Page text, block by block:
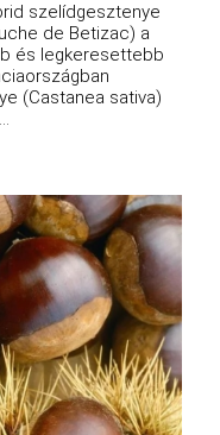
szelídgesztenye
de Betizac) a
és legkeresettebb
(Castanea sativa)